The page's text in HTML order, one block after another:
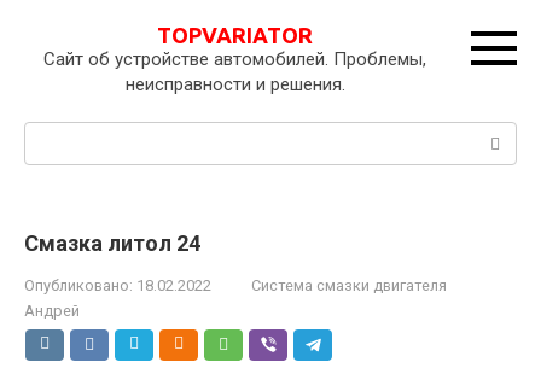
контенту
TOPVARIATOR
Сайт об устройстве автомобилей. Проблемы,
неисправности и решения.
Поиск:
Смазка литол 24
Опубликовано: 18.02.2022
Система смазки двигателя
Андрей